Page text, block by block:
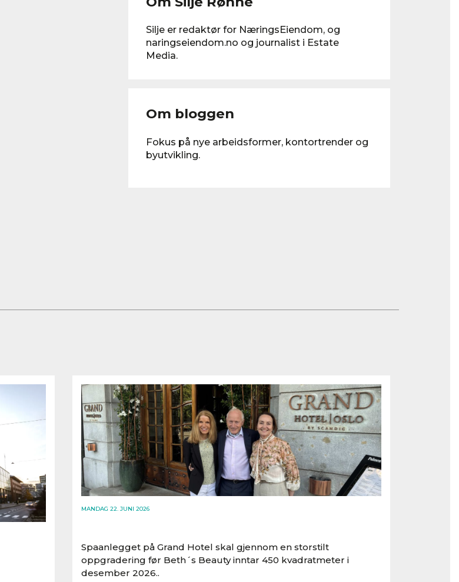
Silje er redaktør for NæringsEiendom, og
naringseiendom.no og journalist i Estate
Media.
Om bloggen
Fokus på nye arbeidsformer, kontortrender og
byutvikling.
MANDAG 22. JUNI 2026
Spaanlegget på Grand Hotel skal gjennom en storstilt
oppgradering før Beth´s Beauty inntar 450 kvadratmeter i
desember 2026..